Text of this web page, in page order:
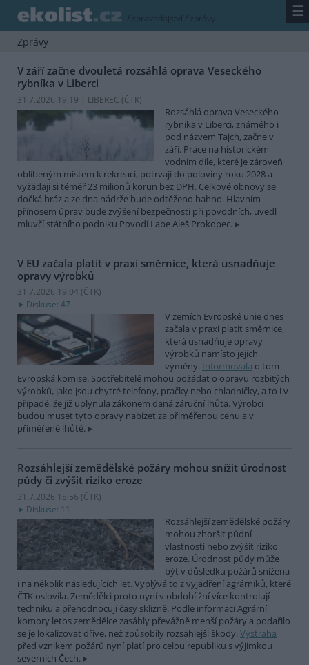
/ zpravodajství / zprávy ☰
Zprávy
V září začne dvouletá rozsáhlá oprava Veseckého
rybníka v Liberci
31.7.2026 19:19 | LIBEREC (ČTK)
Rozsáhlá oprava Veseckého
rybníka v Liberci, známého i
pod názvem Tajch, začne v
září. Práce na historickém
vodním díle, které je zároveň
oblíbeným místem k rekreaci, potrvají do poloviny roku 2028 a
vyžádají si téměř 23 milionů korun bez DPH. Celkové obnovy se
dočká hráz a ze dna nádrže bude odtěženo bahno. Hlavním
přínosem úprav bude zvýšení bezpečnosti při povodních, uvedl
mluvčí státního podniku Povodí Labe Aleš Prokopec.
V EU začala platit v praxi směrnice, která usnadňuje
opravy výrobků
31.7.2026 19:04 (ČTK)
Diskuse: 47
V zemích Evropské unie dnes
začala v praxi platit směrnice,
která usnadňuje opravy
výrobků namísto jejich
výměny. Informovala o tom
Evropská komise. Spotřebitelé mohou požádat o opravu rozbitých
výrobků, jako jsou chytré telefony, pračky nebo chladničky, a to i v
případě, že již uplynula zákonem daná záruční lhůta. Výrobci
budou muset tyto opravy nabízet za přiměřenou cenu a v
přiměřené lhůtě.
Rozsáhlejší zemědělské požáry mohou snížit úrodnost
půdy či zvýšit riziko eroze
31.7.2026 18:56 (ČTK)
Diskuse: 11
Rozsáhlejší zemědělské požáry
mohou zhoršit půdní
vlastnosti nebo zvýšit riziko
eroze. Úrodnost půdy může
být v důsledku požárů snížena
i na několik následujících let. Vyplývá to z vyjádření agrárníků, které
ČTK oslovila. Zemědělci proto nyní v období žní více kontrolují
techniku a přehodnocují časy sklizně. Podle informací Agrární
komory letos zemědělce zasáhly převážně menší požáry a podařilo
se je lokalizovat dříve, než způsobily rozsáhlejší škody. Výstraha
před vznikem požárů nyní platí pro celou republiku s výjimkou
severních Čech.